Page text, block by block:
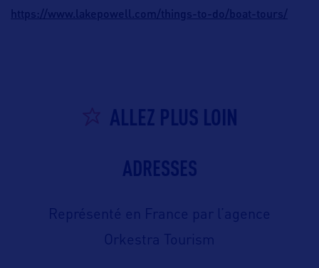
https://www.lakepowell.com/things-to-do/boat-tours/
ALLEZ PLUS LOIN
ADRESSES
Représenté en France par l’agence
Orkestra Tourism